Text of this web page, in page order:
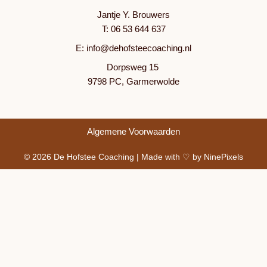
Jantje Y. Brouwers
T: 06 53 644 637
E: info@dehofsteecoaching.nl
Dorpsweg 15
9798 PC, Garmerwolde
© 2026 De Hofstee Coaching | Made with ♡ by NinePixels
Algemene Voorwaarden